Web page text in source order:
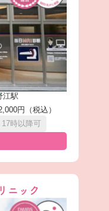
江駅
円（税込）
17時以降可
ニック